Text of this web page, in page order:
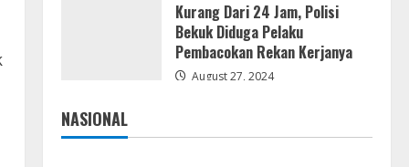
August 7, 2026
+Patch Direct Link 2026
Kurang Dari 24 Jam, Polisi
Bekuk Diduga Pelaku
Pembacokan Rekan Kerjanya
August 27, 2024
NASIONAL
Jakarta